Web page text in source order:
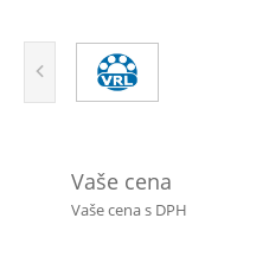
Vaše cena
Vaše cena s DPH